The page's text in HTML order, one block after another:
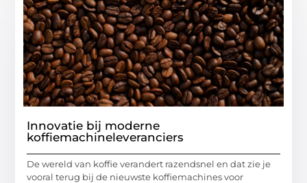
Innovatie bij moderne
koffiemachineleveranciers
De wereld van koffie verandert razendsnel en dat zie je
vooral terug bij de nieuwste koffiemachines voor